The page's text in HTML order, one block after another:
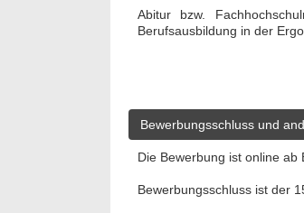
Abitur bzw.
Berufsausbildung in der
Bewerbungsschluss und
Die Bewerbung ist online ab
Bewerbungsschluss ist der